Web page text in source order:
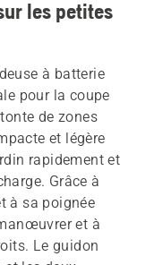
les petites
à batterie
pour la coupe
de zones
et légère
rapidement et
Grâce à
à sa poignée
et à